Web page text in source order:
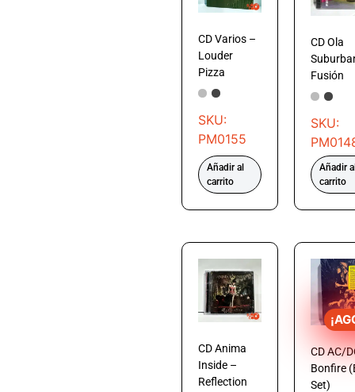
CD Varios –
Louder
Pizza
SKU:
PM0155
Añadir al
carrito
CD Ola
Fusión
SKU:
Añadir
carrito
CD Anima
Inside –
Reflection
CD AC/
Bonfire
Set)